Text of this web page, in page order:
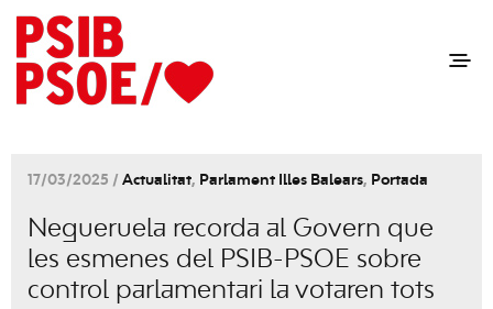
17/03/2025 / Actualitat, Parlament Illes Balears, Portada
Negueruela recorda al Govern que
les esmenes del PSIB-PSOE sobre
control parlamentari la votaren tots